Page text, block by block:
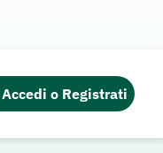
Accedi o Registrati